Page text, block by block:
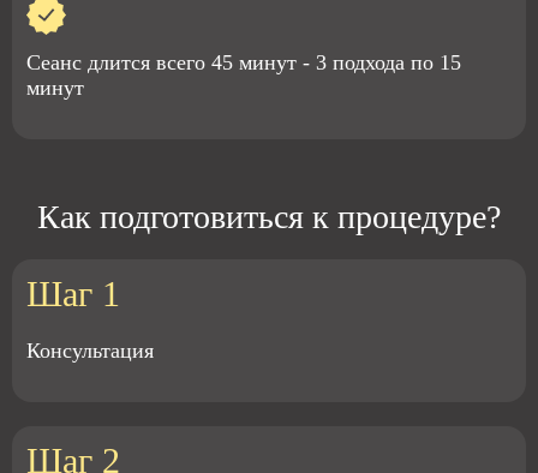
Сеанс длится всего 45 минут - 3 подхода по 15
минут
Как подготовиться к процедуре?
Шаг 1
Консультация
Шаг 2